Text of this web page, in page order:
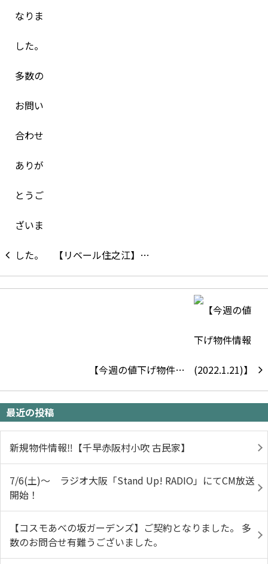
【リベール住之江】…
【今週の値下げ物件…
最近の投稿
新規物件情報‼【千早赤阪村小吹 古民家】
7/6(土)～ ラジオ大阪「Stand Up! RADIO」にてCM放送
開始！
【コスモあべの坂ガーデンズ】ご契約となりました。 多
数のお問合せ有難うございました。